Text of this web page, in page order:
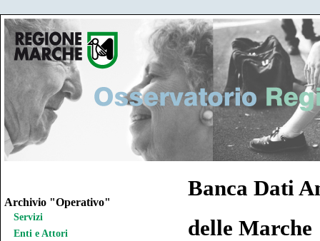
Banca Dati
delle Marche
Archivio "Operativo"
Servizi
Enti e Attori